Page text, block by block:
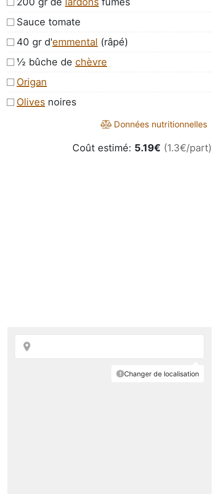
Sauce tomate
40 gr d'emmental (râpé)
½ bûche de chèvre
Origan
Olives noires
Données nutritionnelles
Coût estimé: 5.19€ (1.3€/part)